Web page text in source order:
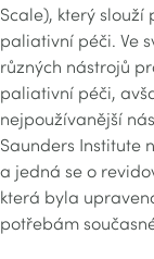
Scale), který
paliativní péči. Ve
různých nástrojů
paliativní péči,
nejpoužívanější
Saunders Institute
a jedná se o
která byla
potřebám